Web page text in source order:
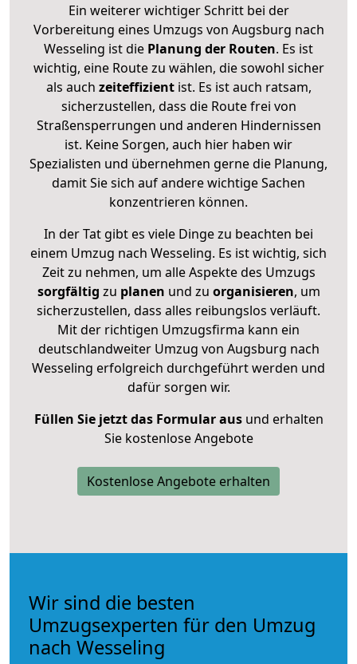
Ein weiterer wichtiger Schritt bei der
Vorbereitung eines Umzugs von Augsburg nach
Wesseling ist die Planung der Routen. Es ist
wichtig, eine Route zu wählen, die sowohl sicher
als auch zeiteffizientist. Es ist auch ratsam,
sicherzustellen, dass die Route frei von
Straßensperrungen und anderen Hindernissen
ist. Keine Sorgen, auch hier haben wir
Spezialisten und übernehmen gerne die Planung,
damit Sie sich auf andere wichtige Sachen
konzentrieren können.
In der Tat gibt es viele Dinge zu beachten bei
einem Umzug nach Wesseling. Es ist wichtig, sich
Zeit zu nehmen, um alle Aspekte des Umzugs
sorgfältig zu planen und zu organisieren, um
sicherzustellen, dass alles reibungslos verläuft.
Mit der richtigen Umzugsfirma kann ein
deutschlandweiter Umzug von Augsburg nach
Wesseling erfolgreich durchgeführt werden und
dafür sorgen wir.
Füllen Sie jetzt das Formular ausund erhalten
Sie kostenlose Angebote
Kostenlose Angebote erhalten
Wir sind die besten
Umzugsexperten für den Umzug
nach Wesseling